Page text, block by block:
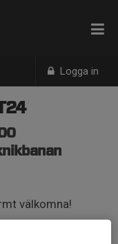
Logga in
välkomna!